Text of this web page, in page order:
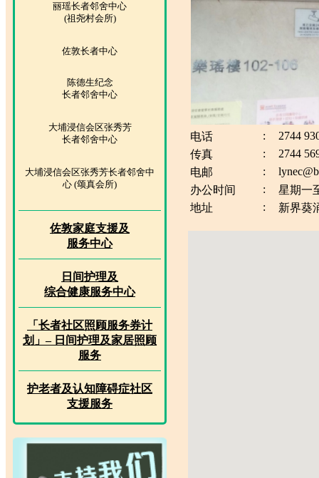
丽瑶长者邻舍中心
(祖尧村会所)
佐敦长者中心
陈德生纪念
长者邻舍中心
大埔浸信会区张秀芳
长者邻舍中心
大埔浸信会区张秀芳长者邻舍中
心 (颂真会所)
佐敦家庭支援及
服务中心
日间护理及
综合健康服务中心
「长者社区照顾服务券计
划」– 日间护理及家居照顾
服务
护老者及认知障碍症社区
支援服务
电话 :
2744
传真
:
2744
电邮
:
办公时间
:
星期一
地址
: 新界葵